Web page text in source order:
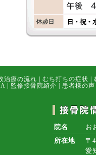
治療の流れ むち打ちの症状
監修接骨院紹介 患者様の声
院名
お
所在地
〒
愛